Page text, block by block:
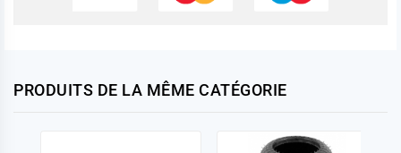
PRODUITS DE LA MÊME CATÉGORIE